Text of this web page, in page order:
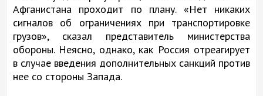
Афганистана проходит по плану. «Нет никаких
сигналов об ограничениях при транспортировке
грузов», сказал представитель министерства
обороны. Неясно, однако, как Россия отреагирует
в случае введения дополнительных санкций против
нее со стороны Запада.